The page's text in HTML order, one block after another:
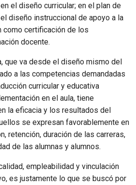
el diseño curricular; en el plan de
diseño instruccional de apoyo a la
como certificación de los
docente.
que va desde el diseño mismo del
a las competencias demandadas
curricular y educativa
en el aula, tiene
la eficacia y los resultados del
se expresan favorablemente en
retención, duración de las carreras,
de las alumnas y alumnos.
empleabilidad y vinculación
es justamente lo que se buscó por